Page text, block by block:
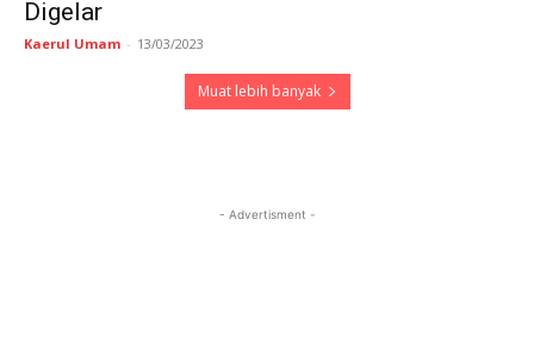
Digelar
Kaerul Umam - 13/03/2023
Muat lebih banyak
- Advertisment -